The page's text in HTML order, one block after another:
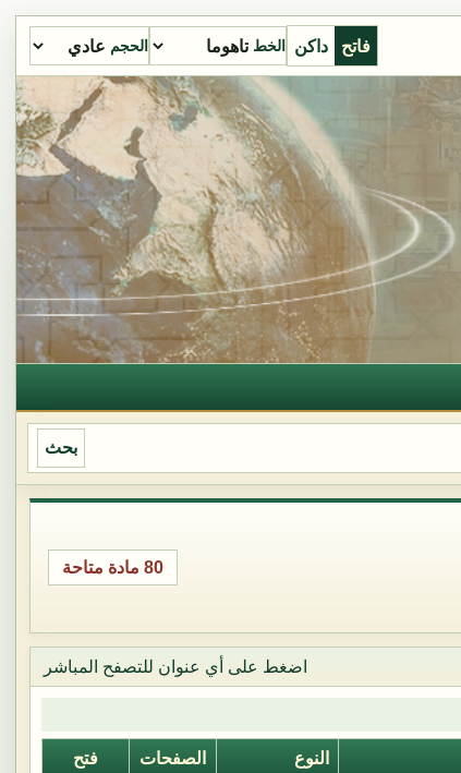
فاتح داكن الخط الحجم
بحث
80 مادة متاحة
اضغط على أي عنوان للتصفح المباشر
النوع الصفحات فتح